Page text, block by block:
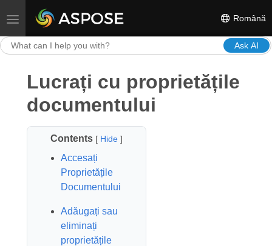
Toggle navigation Română
Ask AI
Lucrați cu proprietățile
documentului
Contents [ Hide]
Accesați
Proprietățile
Documentului
Adăugați sau
eliminați
proprietățile